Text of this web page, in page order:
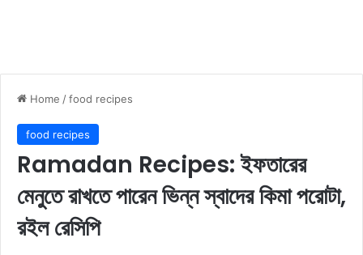
Home /food recipes
food recipes
Ramadan Recipes: ইফতারের
মেনুতে রাখতে পারেন ভিন্ন স্বাদের কিমা পরোটা,
রইল রেসিপি